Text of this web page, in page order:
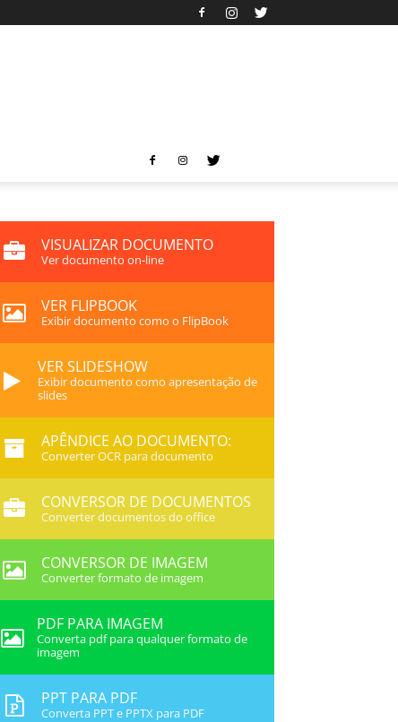
VISUALIZAR DOCUMENTO
Ver documento on-line
VER FLIPBOOK
Exibir documento como o FlipBook
VER SLIDESHOW
Exibir documento como apresentação de
slides
APÊNDICE AO DOCUMENTO:
Converter OCR para documento
CONVERSOR DE DOCUMENTOS
Converter documentos do office
CONVERSOR DE IMAGEM
Converter formato de imagem
PDF PARA IMAGEM
Converta pdf para qualquer formato de
imagem
PPT PARA PDF
Converta PPT e PPTX para PDF